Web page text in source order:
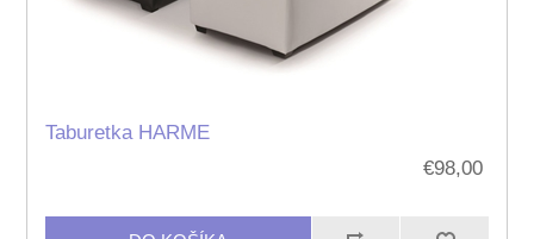
Taburetka HARME
€98,00